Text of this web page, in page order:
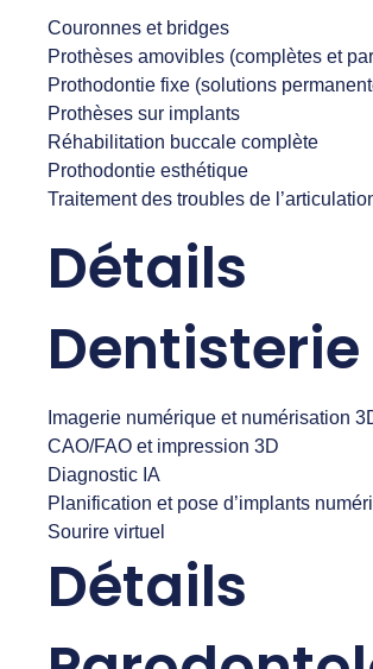
Couronnes et bridges
Prothèses amovibles (complètes et
Prothodontie fixe (solutions
Prothèses sur implants
Réhabilitation buccale complète
Prothodontie esthétique
Traitement des troubles de
Détails
Imagerie numérique et numérisation
CAO/FAO et impression 3D
Diagnostic IA
Planification et pose d’implants
Sourire virtuel
Détails